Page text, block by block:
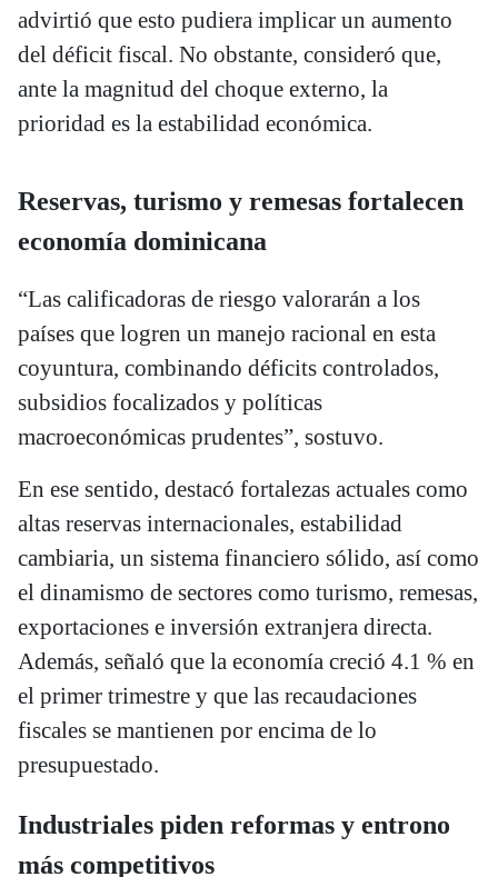
advirtió que esto pudiera implicar un aumento
del déficit fiscal. No obstante, consideró que,
ante la magnitud del choque externo, la
prioridad es la estabilidad económica.
Reservas, turismo y remesas fortalecen
economía dominicana
“Las calificadoras de riesgo valorarán a los
países que logren un manejo racional en esta
coyuntura, combinando déficits controlados,
subsidios focalizados y políticas
macroeconómicas prudentes”, sostuvo.
En ese sentido, destacó fortalezas actuales como
altas reservas internacionales, estabilidad
cambiaria, un sistema financiero sólido, así como
el dinamismo de sectores como turismo, remesas,
exportaciones e inversión extranjera directa.
Además, señaló que la economía creció 4.1 % en
el primer trimestre y que las recaudaciones
fiscales se mantienen por encima de lo
presupuestado.
Industriales piden reformas y entrono
más competitivos